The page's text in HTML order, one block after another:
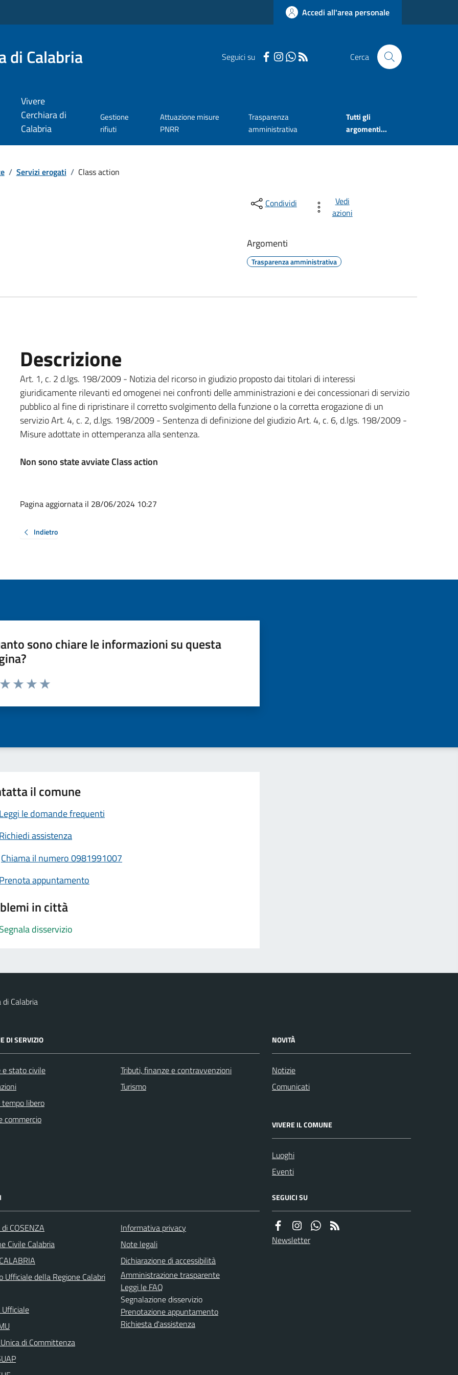
Accedi all'area personale
di Calabria Seguici su Cerca
Vivere
Cerchiara di
Calabria
Gestione
rifiuti
Attuazione misure
PNRR
Trasparenza
amministrativa
Tutti gli
argomenti...
/ Servizi erogati / Class action
Condividi
Vedi
azioni
Argomenti
Trasparenza amministrativa
Descrizione
Art. 1, c. 2 d.lgs. 198/2009 - Notizia del ricorso in giudizio proposto dai titolari di interessi
giuridicamente rilevanti ed omogenei nei confronti delle amministrazioni e dei concessionari di servizio
pubblico al fine di ripristinare il corretto svolgimento della funzione o la corretta erogazione di un
servizio Art. 4, c. 2, d.lgs. 198/2009 - Sentenza di definizione del giudizio Art. 4, c. 6, d.lgs. 198/2009 -
Misure adottate in ottemperanza alla sentenza.
Non sono state avviate Class action
Pagina aggiornata il 28/06/2024 10:27
Indietro
sono chiare le informazioni su questa
da 1 a 5 stelle la pagina
il comune
Leggi le domande frequenti
Richiedi assistenza
Chiama il numero 0981991007
Prenota appuntamento
in città
Segnala disservizio
di Calabria
DI SERVIZIO
e stato civile
libero
commercio
Tributi, finanze e contravvenzioni
Turismo
NOVITÀ
Notizie
Comunicati
VIVERE IL COMUNE
Luoghi
Eventi
COSENZA
Civile Calabria
Ufficiale della Regione Calabri
di Committenza
Informativa privacy
Note legali
Dichiarazione di accessibilità
Amministrazione trasparente
Leggi le FAQ
Segnalazione disservizio
Prenotazione appuntamento
Richiesta d'assistenza
SEGUICI SU
Newsletter